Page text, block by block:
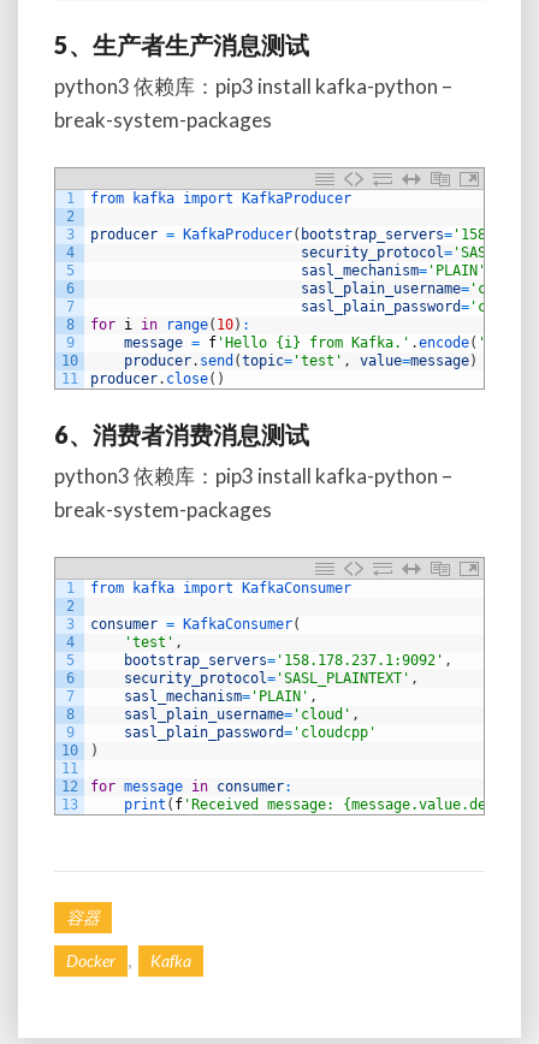
5、生产者生产消息测试
python3 依赖库：pip3 install kafka-python –
break-system-packages
1
2
3
4
5
6
7
8
9
10
11
from kafka import KafkaProducer
producer = KafkaProducer( bootstrap_servers=
security_protocol=
sasl_mechanism= 'PLAIN'
sasl_plain_username= 'cloud'
sasl_plain_password=
for i in range( 10) :
message = f 'Hello {i} from Kafka.' .encode( 'utf-8'
producer. send (topic= 'test' , value=message)
producer. close( )
6、消费者消费消息测试
python3 依赖库：pip3 install kafka-python –
break-system-packages
1
2
3
4
5
6
7
8
9
10
11
12
13
from kafka import KafkaConsumer
consumer = KafkaConsumer(
'test' ,
bootstrap_servers= '158.178.237.1:9092' ,
security_protocol= 'SASL_PLAINTEXT' ,
sasl_mechanism= 'PLAIN' ,
sasl_plain_username= 'cloud' ,
sasl_plain_password= 'cloudcpp'
)
for message in consumer:
print ( f 'Received message:
容器
Docker Kafka